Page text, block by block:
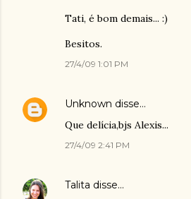
Tati, é bom demais... :)
Besitos.
27/4/09 1:01 PM
Unknown disse…
Que delícia,bjs Alexis...
27/4/09 2:41 PM
Talita disse…